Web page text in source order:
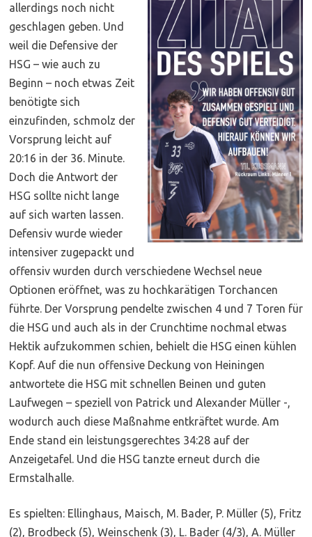
allerdings noch nicht
geschlagen geben. Und
weil die Defensive der
HSG – wie auch zu
Beginn – noch etwas Zeit
benötigte sich
einzufinden, schmolz der
Vorsprung leicht auf
20:16 in der 36. Minute.
Doch die Antwort der
HSG sollte nicht lange
auf sich warten lassen.
Defensiv wurde wieder
intensiver zugepackt und
offensiv wurden durch verschiedene Wechsel neue
Optionen eröffnet, was zu hochkarätigen Torchancen
führte. Der Vorsprung pendelte zwischen 4 und 7 Toren für
die HSG und auch als in der Crunchtime nochmal etwas
Hektik aufzukommen schien, behielt die HSG einen kühlen
Kopf. Auf die nun offensive Deckung von Heiningen
antwortete die HSG mit schnellen Beinen und guten
Laufwegen – speziell von Patrick und Alexander Müller -,
wodurch auch diese Maßnahme entkräftet wurde. Am
Ende stand ein leistungsgerechtes 34:28 auf der
Anzeigetafel. Und die HSG tanzte erneut durch die
Ermstalhalle.
Es spielten: Ellinghaus, Maisch, M. Bader, P. Müller (5), Fritz
(2), Brodbeck (5), Weinschenk (3), L. Bader (4/3), A. Müller